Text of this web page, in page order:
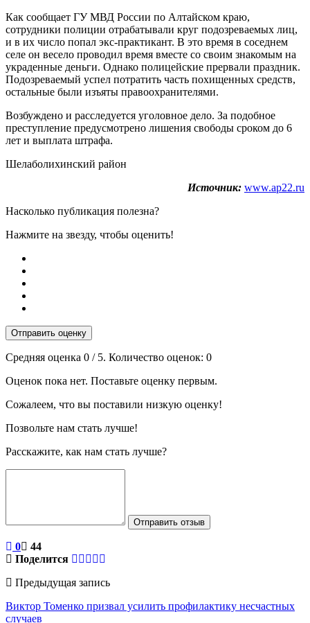
Как сообщает ГУ МВД России по Алтайском краю,
сотрудники полиции отрабатывали круг подозреваемых лиц,
и в их число попал экс-практикант. В это время в соседнем
селе он весело проводил время вместе со своим знакомым на
украденные деньги. Однако полицейские прервали праздник.
Подозреваемый успел потратить часть похищенных средств,
остальные были изъяты правоохранителями.
Возбуждено и расследуется уголовное дело. За подобное
преступление предусмотрено лишения свободы сроком до 6
лет и выплата штрафа.
Шелаболихинский район
Источник: www.ap22.ru
Насколько публикация полезна?
Нажмите на звезду, чтобы оценить!
Отправить оценку
Средняя оценка 0 / 5. Количество оценок: 0
Оценок пока нет. Поставьте оценку первым.
Сожалеем, что вы поставили низкую оценку!
Позвольте нам стать лучше!
Расскажите, как нам стать лучше?
Отправить отзыв
0
44
Поделится
Предыдущая запись
Виктор Томенко призвал усилить профилактику несчастных
случаев